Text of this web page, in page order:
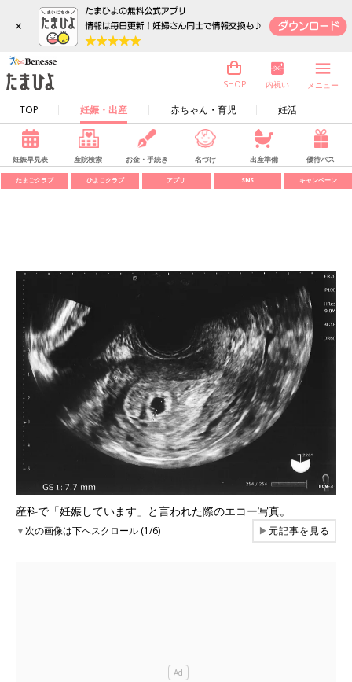
×
TOP 妊娠・出産 赤ちゃん・育児 妊活
SHOP 内祝い メニュー
妊娠早見表 産院検索 お金・手続き 名づけ 出産準備 優待パス
たまごクラブ ひよこクラブ アプリ SNS キャンペーン
産科で「妊娠しています」と言われた際のエコー写真。
▼次の画像は下へスクロール (1/6) ▶元記事を見る